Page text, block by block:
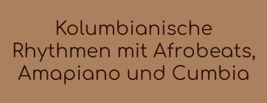
Kolumbianische
Rhythmen mit Afrobeats,
Amapiano und Cumbia